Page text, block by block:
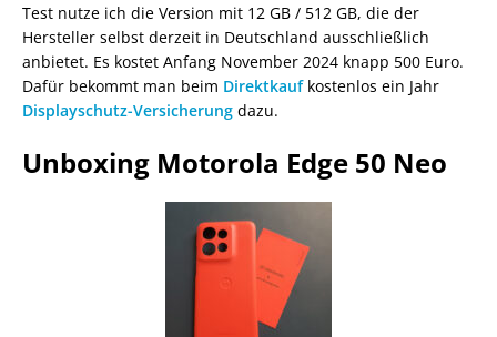
Test nutze ich die Version mit 12 GB / 512 GB, die der
Hersteller selbst derzeit in Deutschland ausschließlich
anbietet. Es kostet Anfang November 2024 knapp 500 Euro.
Dafür bekommt man beim Direktkaufkostenlos ein Jahr
Displayschutz-Versicherung dazu.
Unboxing Motorola Edge 50 Neo